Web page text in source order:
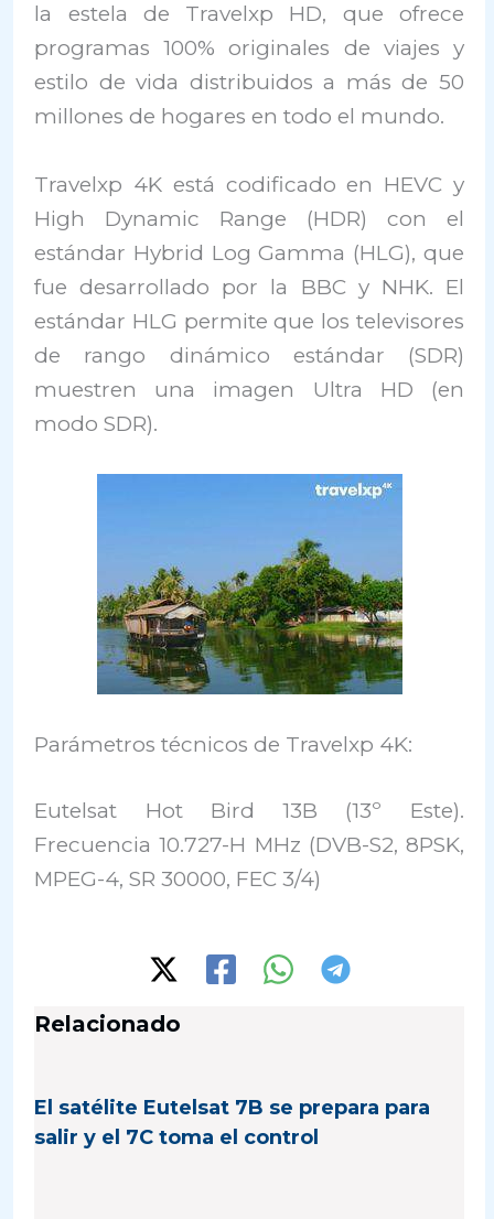
la estela de Travelxp HD, que ofrece
programas 100% originales de viajes y
estilo de vida distribuidos a más de 50
millones de hogares en todo el mundo.
Travelxp 4K está codificado en HEVC y
High Dynamic Range (HDR) con el
estándar Hybrid Log Gamma (HLG), que
fue desarrollado por la BBC y NHK. El
estándar HLG permite que los televisores
de rango dinámico estándar (SDR)
muestren una imagen Ultra HD (en
modo SDR).
Parámetros técnicos de Travelxp 4K:
Eutelsat Hot Bird 13B (13º Este).
Frecuencia 10.727-H MHz (DVB-S2, 8PSK,
MPEG-4, SR 30000, FEC 3/4)
Relacionado
El satélite Eutelsat 7B se prepara para
salir y el 7C toma el control